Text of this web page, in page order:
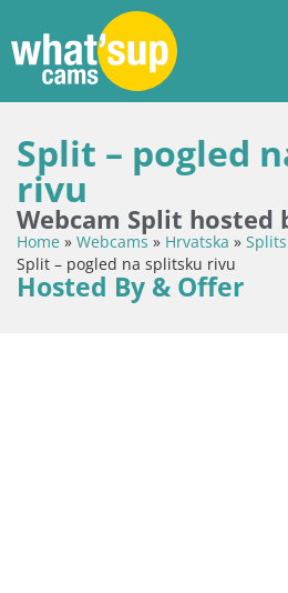
Split – pogled
rivu
Webcam Split hosted
Home » Webcams » Hrvatska »
Split – pogled na splitsku rivu
Hosted By & Offer